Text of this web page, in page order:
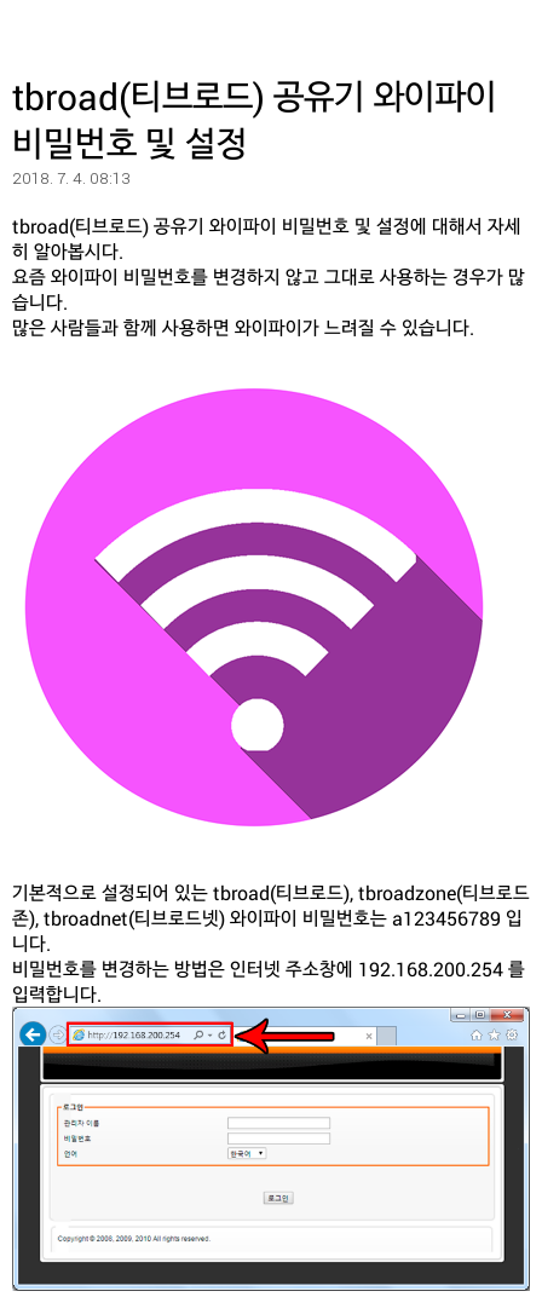
tbroad(티브로드) 공유기 와이파이
비밀번호 및 설정
2018. 7. 4. 08:13
tbroad(티브로드) 공유기 와이파이 비밀번호 및 설정에 대해서 자세
히 알아봅시다.
요즘 와이파이 비밀번호를 변경하지 않고 그대로 사용하는 경우가 많
습니다.
많은 사람들과 함께 사용하면 와이파이가 느려질 수 있습니다.
기본적으로 설정되어 있는 tbroad(티브로드), tbroadzone(티브로드
존), tbroadnet(티브로드넷) 와이파이 비밀번호는 a123456789 입
니다.
비밀번호를 변경하는 방법은 인터넷 주소창에 192.168.200.254 를
입력합니다.